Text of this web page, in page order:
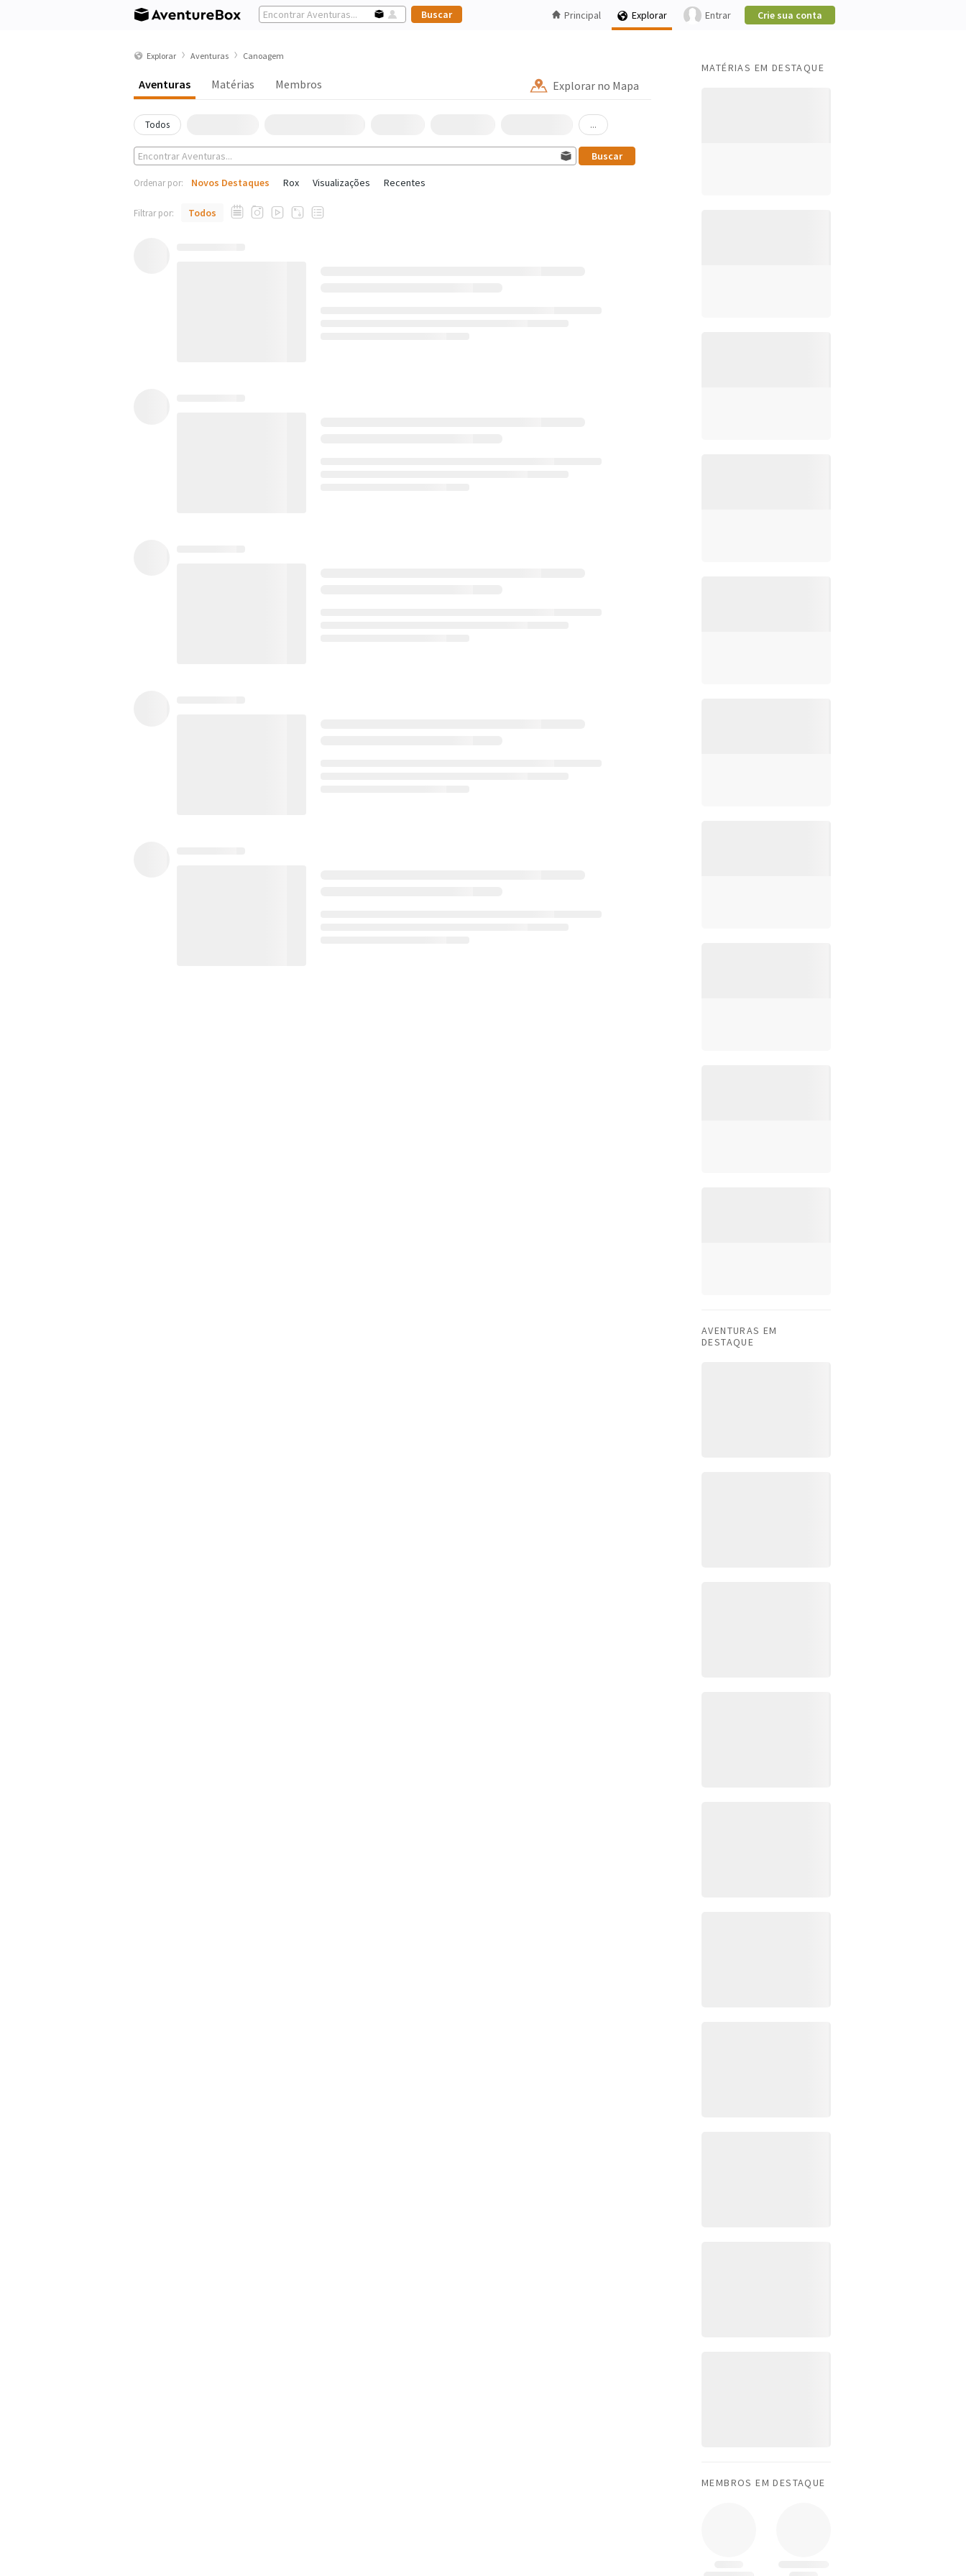
Crie sua conta
Entrar
Explorar
Principal
Explorar Aventuras Canoagem
Explorar no Mapa
Aventuras Matérias Membros
Todos ...
Ordenar por: Novos Destaques Rox Visualizações Recentes
Filtrar por: Todos
MATÉRIAS EM DESTAQUE
AVENTURAS EM
DESTAQUE
MEMBROS EM DESTAQUE